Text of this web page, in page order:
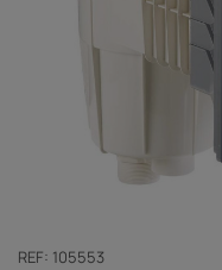
REF: 105553